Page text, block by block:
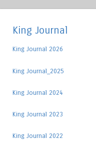
King Journal
King Journal 2026
King Journal_2025
King Journal 2024
King Journal 2023
King Journal 2022